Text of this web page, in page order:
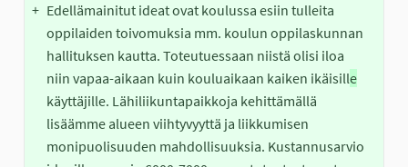
+ Edellämainitut ideat ovat koulussa esiin tulleita
oppilaiden toivomuksia mm. koulun oppilaskunnan
hallituksen kautta. Toteutuessaan niistä olisi iloa
niin vapaa-aikaan kuin kouluaikaan kaiken ikäisille
käyttäjille. Lähiliikuntapaikkoja kehittämällä
lisäämme alueen viihtyvyyttä ja liikkumisen
monipuolisuuden mahdollisuuksia. Kustannusarvio